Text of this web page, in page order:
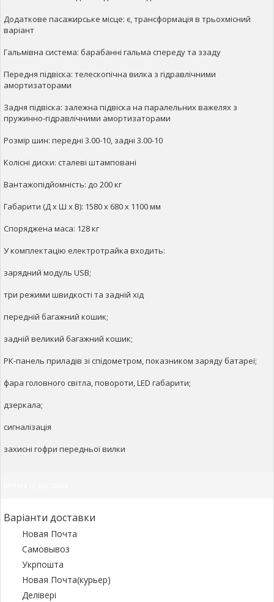
Додаткове пасажирське місце: є, трансформація в трьохмісний
варіант
Гальмівна система: барабанні гальма спереду та ззаду
Передня підвіска: телескопічна вилка з гідравлічними
амортизаторами
Задня підвіска: залежна підвіска на паралельних важелях з
пружинно-гідравлічними амортизаторами
Розмір шин: передні 3.00-10, задні 3.00-10
Колісні диски: сталеві штамповані
Вантажопідйомність: до 200 кг
Габарити (Д x Ш x В): 1580 x 680 x 1100 мм
Споряджена маса: 128 кг
У комплектацію електротрайка входить:
зарядний модуль USB;
три режими швидкості та задній хід
передній багажний кошик;
задній великий багажний кошик;
РК-панель приладів зі спідометром, показником заряду батареї;
фара головного світла, повороти, LED габарити;
дзеркала;
сигналізація
захисні гофри передньої вилки
Варіанти доставки
Новая Почта
Самовывоз
Укрпошта
Новая Почта(курьер)
Делівері